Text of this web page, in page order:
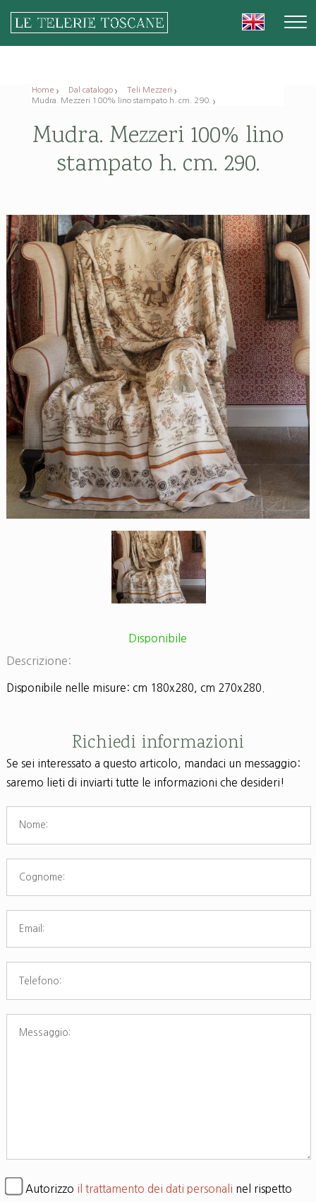
Home Dal catalogo
Teli Mezzeri
Mudra. Mezzeri 100% lino stampato h. cm. 290.
Mudra. Mezzeri 100% lino
stampato h. cm. 290.
Disponibile
Descrizione:
Disponibile nelle misure: cm 180x280, cm 270x280.
Richiedi informazioni
Se sei interessato a questo articolo, mandaci un messaggio:
saremo lieti di inviarti tutte le informazioni che desideri!
Autorizzo il trattamento dei dati personali nel rispetto